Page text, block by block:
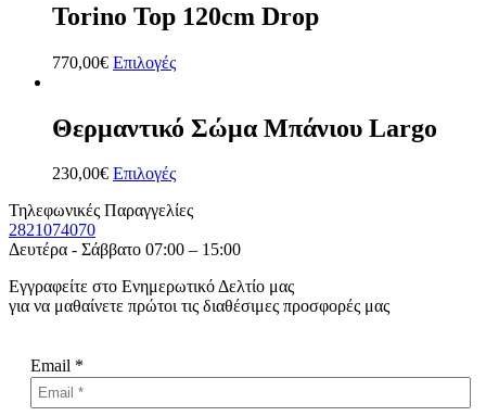
Torino Top 120cm Drop
770,00€ Επιλογές
Θερμαντικό Σώμα Μπάνιου Largo
230,00€ Επιλογές
Τηλεφωνικές Παραγγελίες
2821074070
Δευτέρα - Σάββατο 07:00 – 15:00
Εγγραφείτε στο Ενημερωτικό Δελτίο μας
για να μαθαίνετε πρώτοι τις διαθέσιμες προσφορές μας
Email *